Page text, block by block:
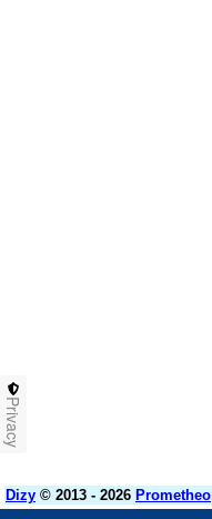
Dizy © 2013 - 2026 Prometheo
Privacy